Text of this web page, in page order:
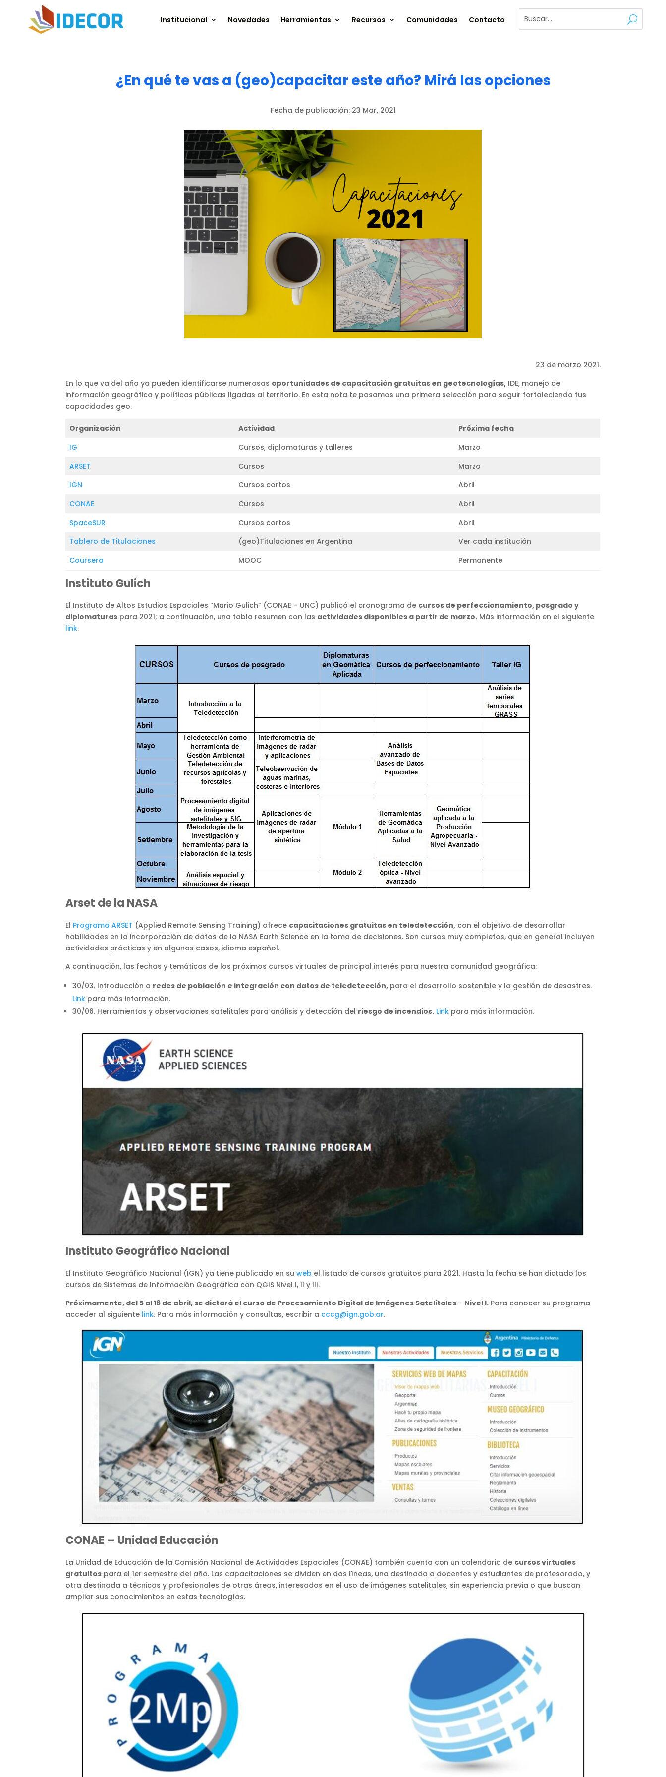
Institucional Novedades Herramientas Recursos Comunidades Contacto
¿En qué te vas a (geo)capacitar este año? Mirá las opciones
Fecha de publicación: 23 Mar, 2021
23 de marzo 2021.
En lo que va del año ya pueden identificarse numerosas oportunidades de capacitación gratuitas en geotecnologías, IDE, manejo de
información geográfica y políticas públicas ligadas al territorio. En esta nota te pasamos una primera selección para seguir fortaleciendo tus
capacidades geo.
Organización Actividad
Próxima fecha
IG
Cursos, diplomaturas y talleres
Marzo
ARSET
Cursos
Marzo
IGN
Cursos cortos
Abril
CONAE
Cursos
Abril
SpaceSUR
Cursos cortos
Abril
Tablero de Titulaciones
(geo)Titulaciones en Argentina
Ver cada institución
Coursera
MOOC Permanente
Instituto Gulich
El Instituto de Altos Estudios Espaciales “Mario Gulich” (CONAE – UNC) publicó el cronograma de cursos de perfeccionamiento, posgrado y
diplomaturas para 2021; a continuación, una tabla resumen con las actividades disponibles a partir de marzo. Más información en el siguiente
link.
Arset de la NASA
El Programa ARSET (Applied Remote Sensing Training) ofrece capacitaciones gratuitas en teledetección, con el objetivo de desarrollar
habilidades en la incorporación de datos de la NASA Earth Science en la toma de decisiones. Son cursos muy completos, que en general incluyen
actividades prácticas y en algunos casos, idioma español.
A continuación, las fechas y temáticas de los próximos cursos virtuales de principal interés para nuestra comunidad geográfica:
30/03. Introducción a redes de población e integración con datos de teledetección, para el desarrollo sostenible y la gestión de desastres.
Link para más información.
30/06. Herramientas y observaciones satelitales para análisis y detección del riesgo de incendios. Link para más información.
Instituto Geográfico Nacional
El Instituto Geográfico Nacional (IGN) ya tiene publicado en su web el listado de cursos gratuitos para 2021. Hasta la fecha se han dictado los
cursos de Sistemas de Información Geográfica con QGIS Nivel I, II y III.
Próximamente, del 5 al 16 de abril, se dictará el curso de Procesamiento Digital de Imágenes Satelitales – Nivel I. Para conocer su programa
acceder al siguiente link. Para más información y consultas, escribir a cccg@ign.gob.ar.
CONAE – Unidad Educación
La Unidad de Educación de la Comisión Nacional de Actividades Espaciales (CONAE) también cuenta con un calendario de cursos virtuales
gratuitos para el 1er semestre del año. Las capacitaciones se dividen en dos líneas, una destinada a docentes y estudiantes de profesorado, y
otra destinada a técnicos y profesionales de otras áreas, interesados en el uso de imágenes satelitales, sin experiencia previa o que buscan
ampliar sus conocimientos en estas tecnologías.